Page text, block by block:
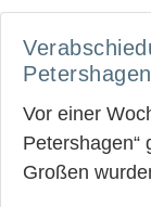
Vor einer
Petershagen“
Großen